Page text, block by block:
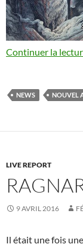
Continuer la
NEWS NOUVEL
LIVE REPORT
9 AVRIL 2016
Il était une fois